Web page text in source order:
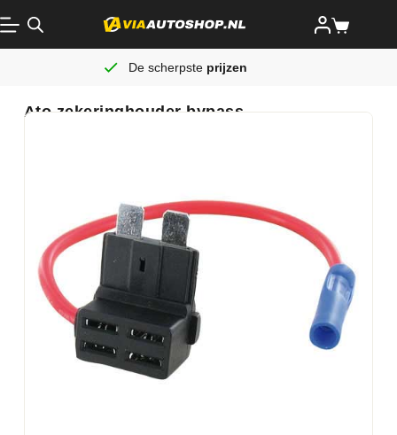
De scherpste prijzen
Ato zekeringhouder bypass.